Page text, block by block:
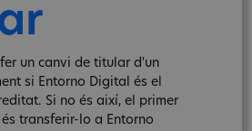
un canvi de titular d'un
si Entorno Digital és el
Si no és així, el primer
transferir-lo a Entorno